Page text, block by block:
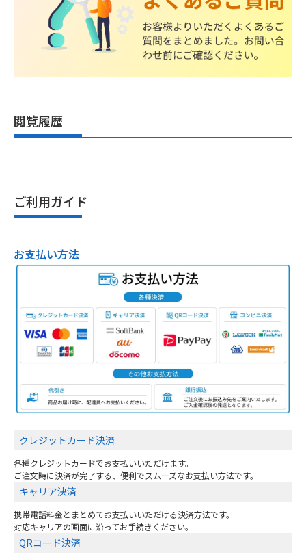
閲覧履歴
ご利用ガイド
お支払い方法
クレジットカード決済
各種クレジットカードでお支払いいただけます。
ご注文時に決済が完了する、便利でスムーズなお支払い方法です。
キャリア決済
携帯電話料金とまとめてお支払いいただける決済方法です。
対応キャリアの画面に沿ってお手続きください。
QRコード決済